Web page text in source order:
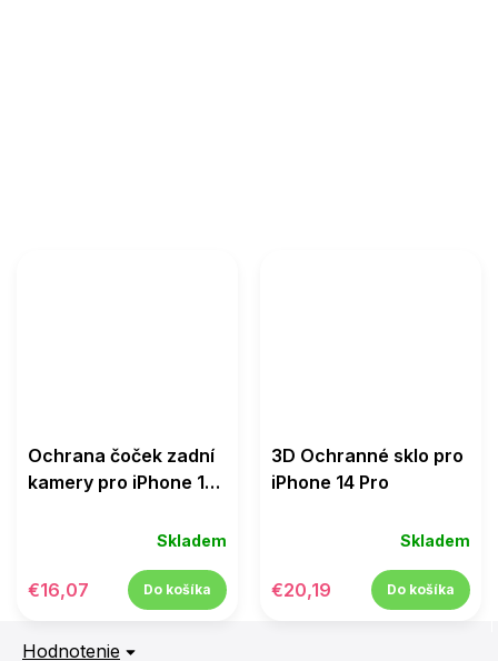
Ochrana čoček zadní
kamery pro iPhone 14
Skladem
€16,07 Do košíka
3D Ochranné sklo pro
iPhone 14 Pro
Skladem
€20,19 Do košíka
Hodnotenie